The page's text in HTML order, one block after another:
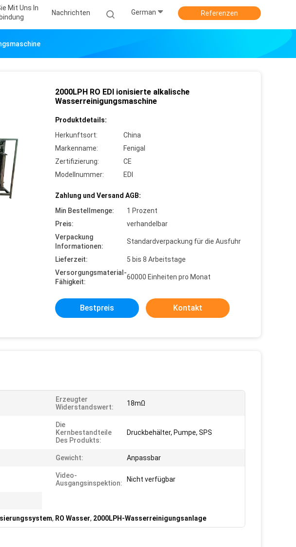
Mit Uns In
Nachrichten German Referenzen
2000LPH RO EDI ionisierte alkalische
Wasserreinigungsmaschine
Produktdetails:
Herkunftsort:
China
Markenname:
Fenigal
Zertifizierung:
CE
Modellnummer:
EDI
Zahlung und Versand AGB:
Min Bestellmenge:
1 Prozent
Preis:
verhandelbar
Verpackung
Informationen:
Standardverpackung für die Ausfuhr
Lieferzeit:
5 bis 8 Arbeitstage
Versorgungsmaterial-
Fähigkeit:
60000 Einheiten pro Monat
Bestpreis Kontakt
Erzeugter
Widerstandswert:
18mΩ
Die
Kernbestandteile
Des Produkts:
Druckbehälter, Pumpe, SPS
Gewicht: Anpassbar
Video-
Ausgangsinspektion:
Nicht verfügbar
, RO Wasser, 2000LPH-Wasserreinigungsanlage